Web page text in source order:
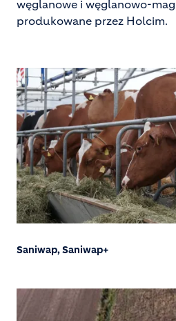
węglanowe i węglanowo-
produkowane przez Holcim.
Saniwap, Saniwap+